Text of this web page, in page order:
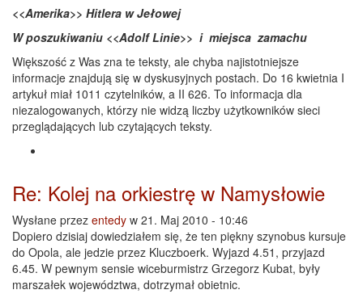
<<Amerika>> Hitlera w Jełowej
W poszukiwaniu <<Adolf Linie>> i miejsca zamachu
Większość z Was zna te teksty, ale chyba najistotniejsze
informacje znajdują się w dyskusyjnych postach. Do 16 kwietnia I
artykuł miał 1011 czytelników, a II 626. To informacja dla
niezalogowanych, którzy nie widzą liczby użytkowników sieci
przeglądających lub czytających teksty.
Re: Kolej na orkiestrę w Namysłowie
Wysłane przez entedy w 21. Maj 2010 - 10:46
Dopiero dzisiaj dowiedziałem się, że ten piękny szynobus kursuje
do Opola, ale jedzie przez Kluczboerk. Wyjazd 4.51, przyjazd
6.45. W pewnym sensie wiceburmistrz Grzegorz Kubat, były
marszałek województwa, dotrzymał obietnic.